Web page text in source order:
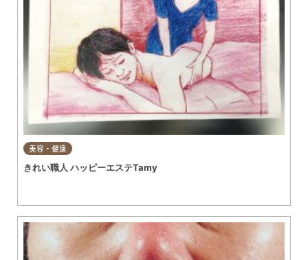
美容・健康
きれい職人 ハッピーエステTamy